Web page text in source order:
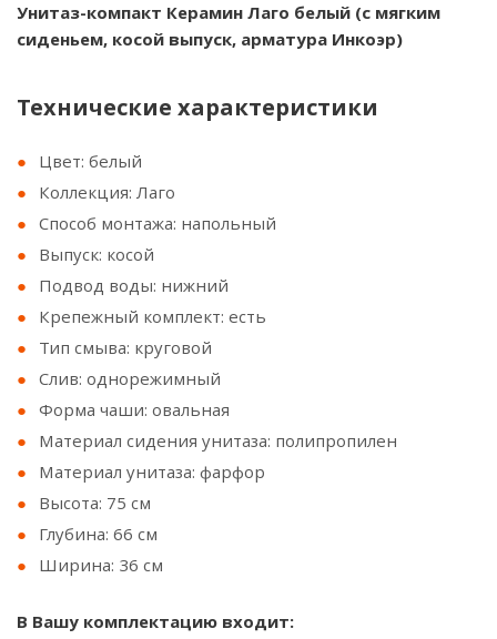
Унитаз-компакт Керамин Лаго белый (с мягким
сиденьем, косой выпуск, арматура Инкоэр)
Технические характеристики
Цвет: белый
Коллекция: Лаго
Способ монтажа: напольный
Выпуск: косой
Подвод воды: нижний
Крепежный комплект: есть
Тип смыва: круговой
Слив: однорежимный
Форма чаши: овальная
Материал сидения унитаза: полипропилен
Материал унитаза: фарфор
Высота: 75 см
Глубина: 66 см
Ширина: 36 см
В Вашу комплектацию входит: